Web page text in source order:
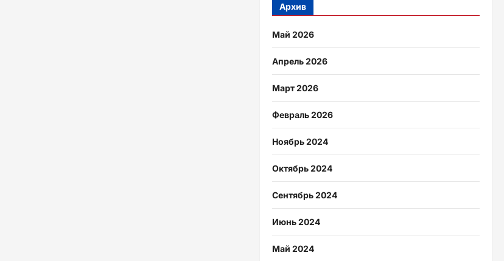
Архив
Май 2026
Апрель 2026
Март 2026
Февраль 2026
Ноябрь 2024
Октябрь 2024
Сентябрь 2024
Июнь 2024
Май 2024